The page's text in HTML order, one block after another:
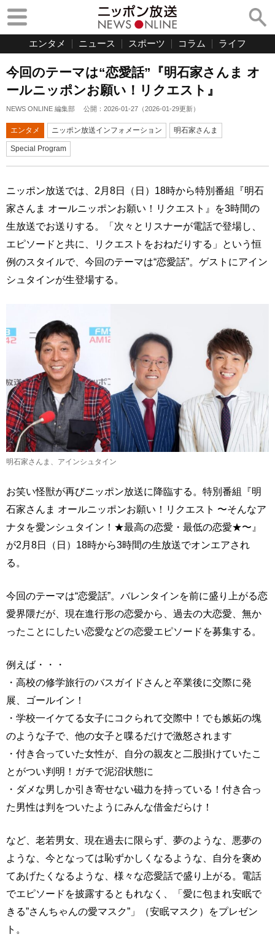
エンタメ ニュース スポーツ コラム ライフ
今回のテーマは“恋愛話”『明石家さんま オ
ールニッポンお願い！リクエスト』
NEWS ONLINE 編集部 公開： 2026-01-27 （2026-01-29更新）
エンタメ ニッポン放送インフォメーション 明石家さんま
Special Program
ニッポン放送では、2月8日（日）18時から特別番組『明石
家さんま オールニッポンお願い！リクエスト』を3時間の
生放送でお送りする。「次々とリスナーが電話で登場し、
エピソードと共に、リクエストをおねだりする」という恒
例のスタイルで、今回のテーマは“恋愛話”。ゲストにアイン
シュタインが生登場する。
明石家さんま、アインシュタイン
お笑い怪獣が再びニッポン放送に降臨する。特別番組『明
石家さんま オールニッポンお願い！リクエスト 〜そんなア
ナタを愛ンシュタイン！★最高の恋愛・最低の恋愛★〜』
が2月8日（日）18時から3時間の生放送でオンエアされ
る。
今回のテーマは“恋愛話”。バレンタインを前に盛り上がる恋
愛界隈だが、現在進行形の恋愛から、過去の大恋愛、無か
ったことにしたい恋愛などの恋愛エピソードを募集する。
例えば・・・
・高校の修学旅行のバスガイドさんと卒業後に交際に発
展、ゴールイン！
・学校一イケてる女子にコクられて交際中！でも嫉妬の塊
のような子で、他の女子と喋るだけで激怒されます
・付き合っていた女性が、自分の親友と二股掛けていたこ
とがつい判明！ガチで泥沼状態に
・ダメな男しか引き寄せない磁力を持っている！付き合っ
た男性は判をついたようにみんな借金だらけ！
など、老若男女、現在過去に限らず、夢のような、悪夢の
ような、今となっては恥ずかしくなるような、自分を褒め
てあげたくなるような、様々な恋愛話で盛り上がる。電話
でエピソードを披露するともれなく、「愛に包まれ安眠で
きる”さんちゃんの愛マスク”」（安眠マスク）をプレゼン
ト。